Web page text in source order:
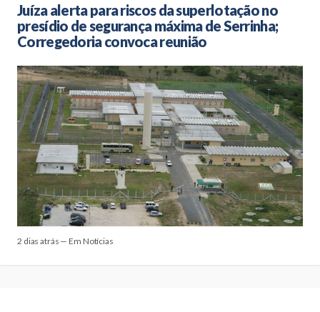
Juíza alerta para riscos da superlotação no
presídio de segurança máxima de Serrinha;
Corregedoria convoca reunião
2 dias atrás — Em Notícias